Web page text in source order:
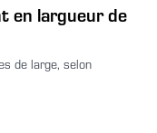
en largueur de
de large, selon